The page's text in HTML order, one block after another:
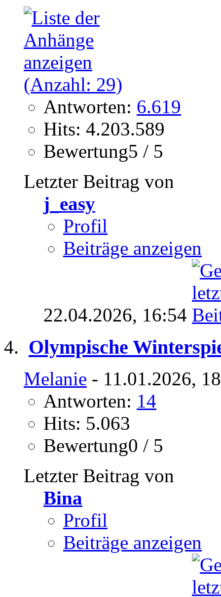
Antworten: 6.619
Hits: 4.203.589
Bewertung5 / 5
Letzter Beitrag von
j_easy
Profil
Beiträge anzeigen
22.04.2026, 16:54
Olympische
Melanie - 11.01.2026,
Antworten: 14
Hits: 5.063
Bewertung0 / 5
Letzter Beitrag von
Bina
Profil
Beiträge anzeigen